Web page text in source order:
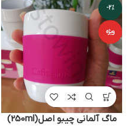
-2%
ویژه
ماگ آلمانی چیبو اصل(250ml)